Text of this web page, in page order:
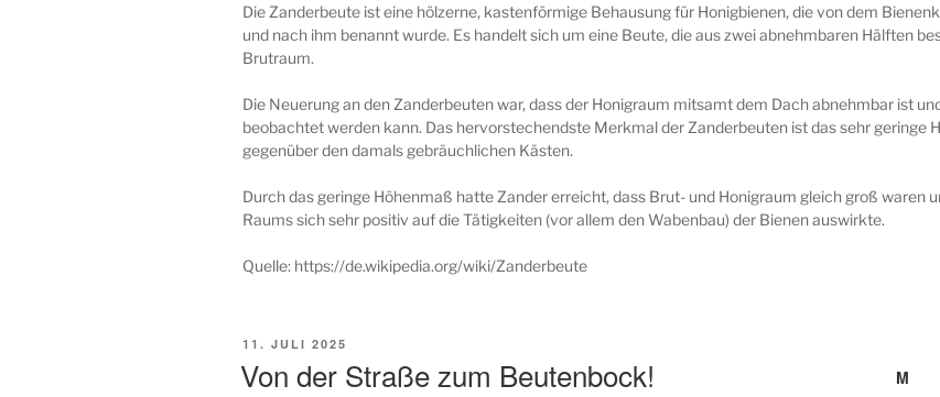
Die Zanderbeute ist eine hölzerne, kastenförmige Behausung für Honigbienen, die von dem
und nach ihm benannt wurde. Es handelt sich um eine Beute, die aus zwei abnehmbaren Hälften
Brutraum.
Die Neuerung an den Zanderbeuten war, dass der Honigraum mitsamt dem Dach abnehmbar ist
beobachtet werden kann. Das hervorstechendste Merkmal der Zanderbeuten ist das sehr geringe
gegenüber den damals gebräuchlichen Kästen.
Durch das geringe Höhenmaß hatte Zander erreicht, dass Brut- und Honigraum gleich groß waren
Raums sich sehr positiv auf die Tätigkeiten (vor allem den Wabenbau) der Bienen auswirkte.
Quelle: https://de.wikipedia.org/wiki/Zanderbeute
VERÖFFENTLICHT
11. JULI 2025
Von der Straße zum Beutenbock! M